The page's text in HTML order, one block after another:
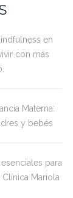
en
con más
Materna:
y bebés
para
Mariola